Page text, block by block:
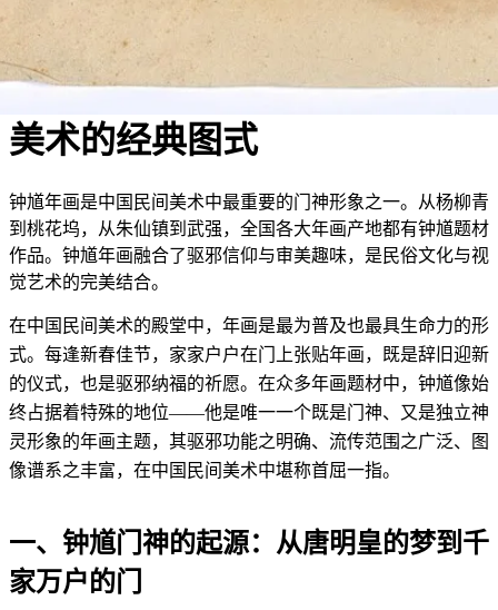
艺术与图像
钟馗年画：从驱邪门神到民间
美术的经典图式
钟馗年画是中国民间美术中最重要的门神形象之一。从杨柳青
到桃花坞，从朱仙镇到武强，全国各大年画产地都有钟馗题材
作品。钟馗年画融合了驱邪信仰与审美趣味，是民俗文化与视
觉艺术的完美结合。
在中国民间美术的殿堂中，年画是最为普及也最具生命力的形
式。每逢新春佳节，家家户户在门上张贴年画，既是辞旧迎新
的仪式，也是驱邪纳福的祈愿。在众多年画题材中，钟馗像始
终占据着特殊的地位——他是唯一一个既是门神、又是独立神
灵形象的年画主题，其驱邪功能之明确、流传范围之广泛、图
像谱系之丰富，在中国民间美术中堪称首屈一指。
一、钟馗门神的起源：从唐明皇的梦到千
家万户的门